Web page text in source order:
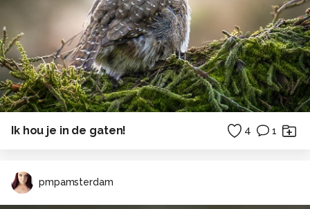
Ik hou je in de gaten! 4 1
pmpamsterdam